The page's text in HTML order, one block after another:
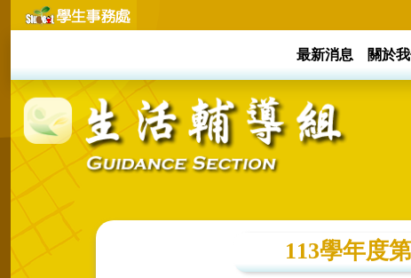
最新消息 關於
113學年度